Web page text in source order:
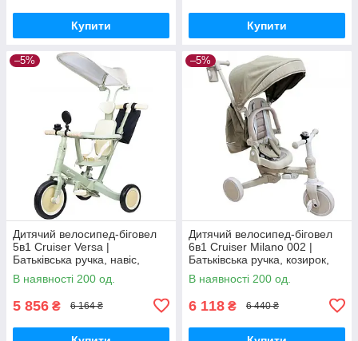
Купити Купити
–5%
Дитячий велосипед-біговел
5в1 Cruiser Versa |
Батьківська ручка, навіс,
рама з вуглецевої сталі
В наявності 200 од.
5 856 ₴ 6 164 ₴
–5%
Дитячий велосипед-біговел
6в1 Cruiser Milano 002 |
Батьківська ручка, козирок,
гумові колеса та бічна
підтримка
В наявності 200 од.
6 118 ₴ 6 440 ₴